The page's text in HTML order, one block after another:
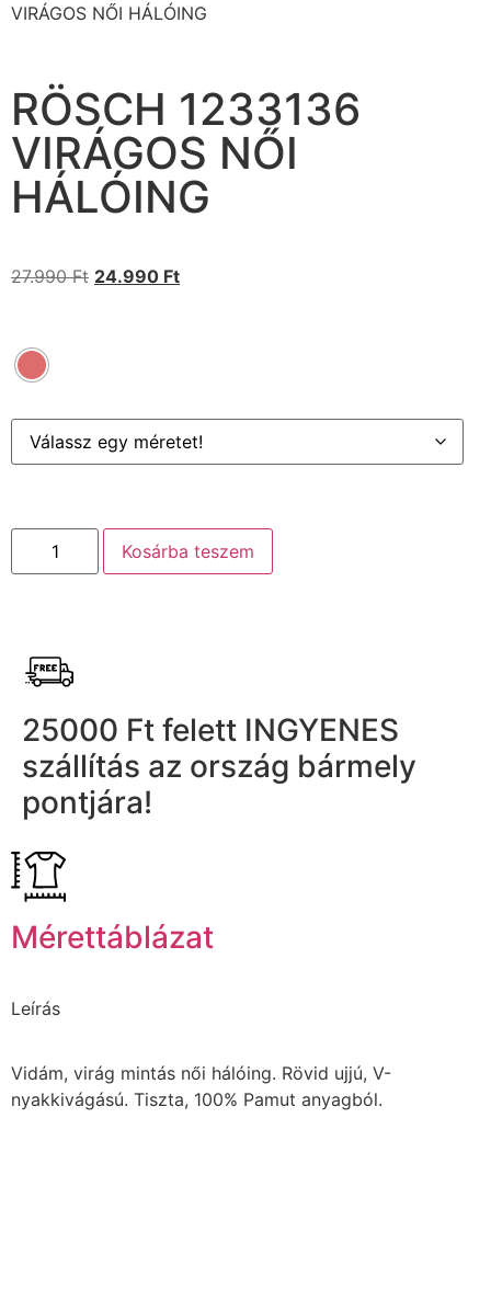
VIRÁGOS NŐI HÁLÓING
RÖSCH 1233136
VIRÁGOS NŐI
HÁLÓING
27.990Ft 24.990 Ft
Kosárba teszem
25000 Ft felett INGYENES
szállítás az ország bármely
pontjára!
Mérettáblázat
Leírás
Vidám, virág mintás női hálóing. Rövid ujjú, V-
nyakkivágású. Tiszta, 100% Pamut anyagból.